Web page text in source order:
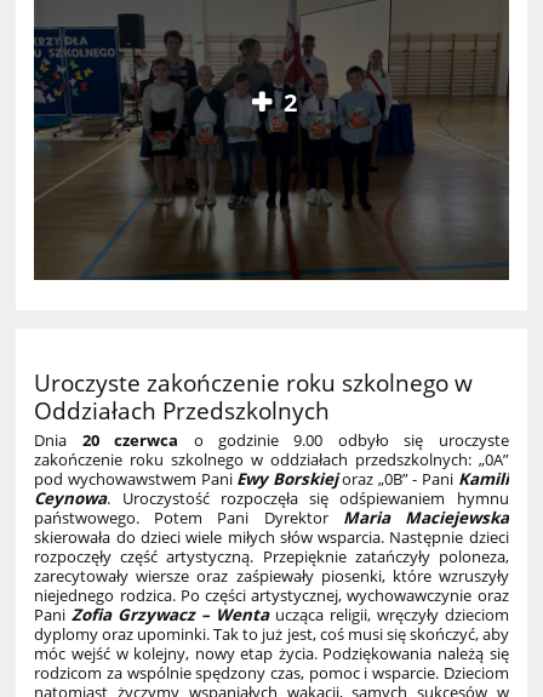
2
Uroczyste zakończenie roku szkolnego w
Oddziałach Przedszkolnych
Dnia 20 czerwca o godzinie 9.00 odbyło się uroczyste
zakończenie roku szkolnego w oddziałach przedszkolnych: „0A”
pod wychowawstwem PaniEwy Borskiejoraz „0B” - Pani Kamili
Ceynowa. Uroczystość rozpoczęła się odśpiewaniem hymnu
państwowego. Potem Pani Dyrektor Maria Maciejewska
skierowała do dzieci wiele miłych słów wsparcia. Następnie dzieci
rozpoczęły część artystyczną. Przepięknie zatańczyły poloneza,
zarecytowały wiersze oraz zaśpiewały piosenki, które wzruszyły
niejednego rodzica. Po części artystycznej, wychowawczynie oraz
PaniZofia Grzywacz – Wentaucząca religii, wręczyły dzieciom
dyplomy oraz upominki. Tak to już jest, coś musi się skończyć, aby
móc wejść w kolejny, nowy etap życia. Podziękowania należą się
rodzicom za wspólnie spędzony czas, pomoc i wsparcie. Dzieciom